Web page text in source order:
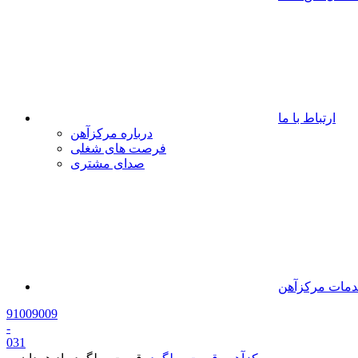
ارتباط با ما
درباره مرکزآهن
فرصت های شغلی
صدای مشتری
مرکزآهن
91009009
-
031